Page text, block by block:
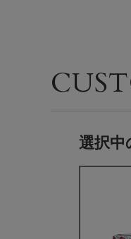
選択中